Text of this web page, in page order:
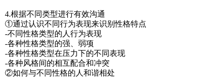
4.根据不同类型进行有效沟通
①通过认识不同行为表现来识别性格特点
-不同性格类型的人行为表现
-各种性格类型的强、弱项
-各种性格类型在压力下的不同表现
-各种风格间的相互配合和冲突
②如何与不同性格的人和谐相处